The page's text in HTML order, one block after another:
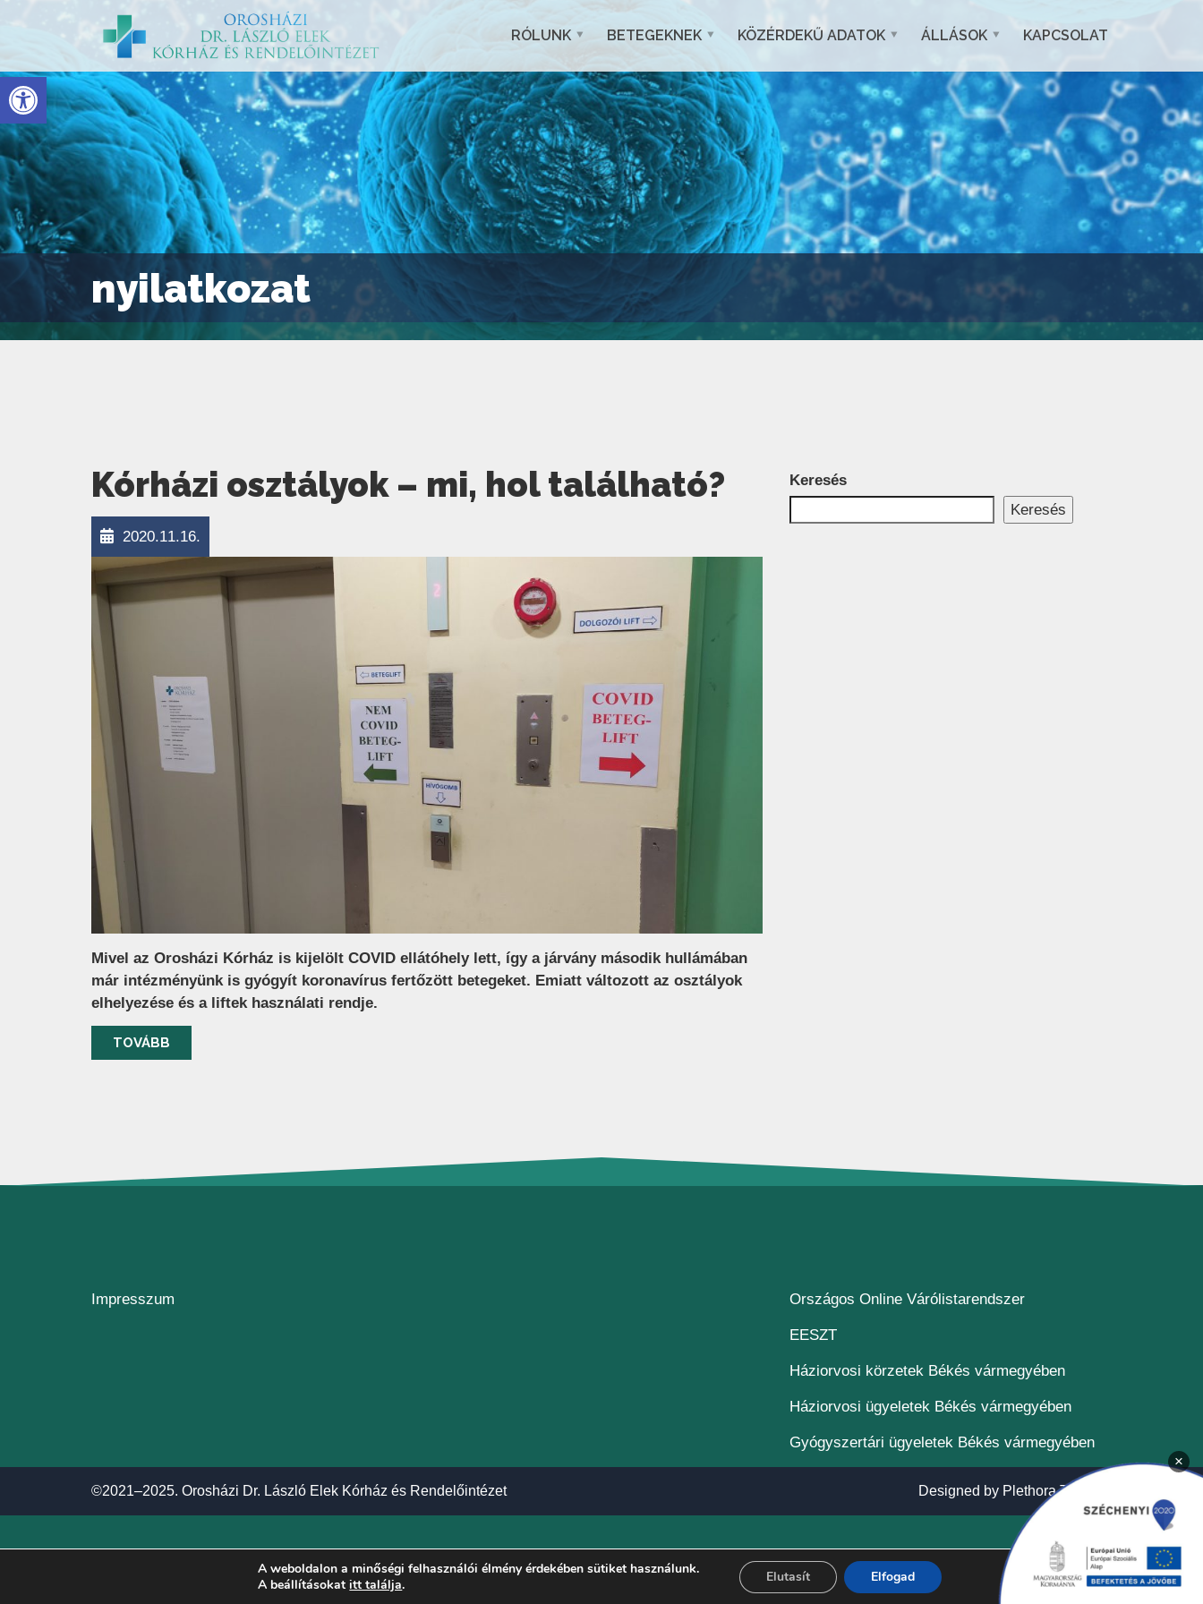
Eszköztár megnyitása
RÓLUNK BETEGEKNEK KÖZÉRDEKŰ ADATOK ÁLLÁSOK KAPCSOLAT
nyilatkozat
Kórházi osztályok – mi, hol található?
2020.11.16.
Mivel az Orosházi Kórház is kijelölt COVID ellátóhely lett, így a járvány második hullámában
már intézményünk is gyógyít koronavírus fertőzött betegeket. Emiatt változott az osztályok
elhelyezése és a liftek használati rendje.
TOVÁBB
Keresés
Keresés
Impresszum Országos Online Várólistarendszer(új ablakban nyílik meg)
EESZT(új ablakban nyílik meg)
Háziorvosi körzetek Békés vármegyében
Háziorvosi ügyeletek Békés vármegyében
Gyógyszertári ügyeletek Békés vármegyében
©2021–2025. Orosházi Dr. László Elek Kórház és Rendelőintézet Designed by Plethora Themes
A weboldalon a minőségi felhasználói élmény érdekében sütiket használunk.
A beállításokatitt találja. Elfogad
Elutasít
×